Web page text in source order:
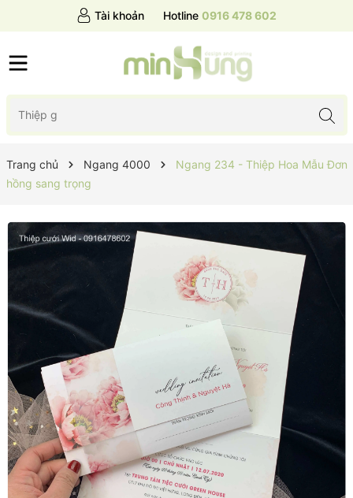
Tài khoản Hotline 0916 478 602
Trang chủ Ngang 4000
Ngang 234 - Thiệp Hoa Mẫu Đơn
hồng sang trọng